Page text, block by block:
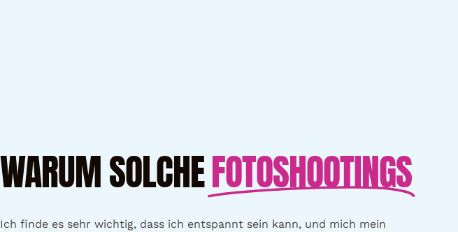
WARUM SOLCHEFOTOSHOOTINGS
Ich finde es sehr wichtig, dass ich entspannt sein kann, und mich mein